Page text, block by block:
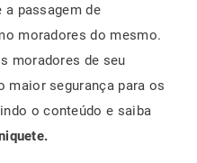
passagem de
moradores do mesmo.
moradores de seu
maior segurança para os
o conteúdo e saiba